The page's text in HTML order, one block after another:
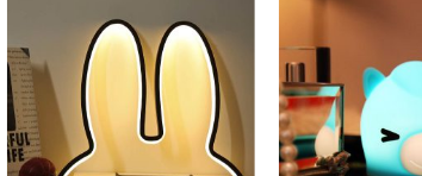
Ajouter
à la
liste de
souhaits